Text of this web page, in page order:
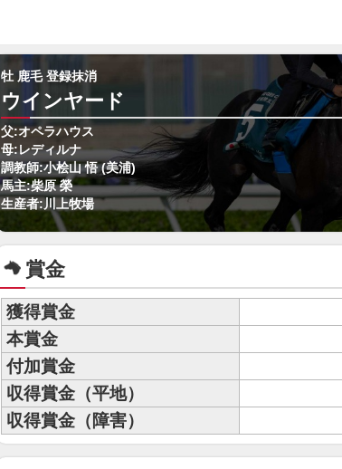
牡 鹿毛 登録抹消
ウインヤード
父:オペラハウス
母:レディルナ
調教師:小桧山 悟 (美浦)
馬主:柴原 榮
生産者:川上牧場
賞金
獲得賞金
本賞金
付加賞金
収得賞金（平地）
収得賞金（障害）